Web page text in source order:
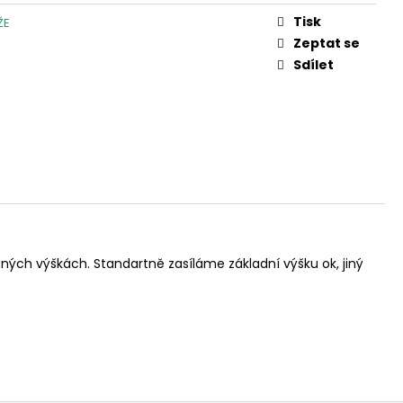
Tisk
Zeptat se
Sdílet
výškách. Standartně zasíláme základní výšku ok, jiný
420054-2602